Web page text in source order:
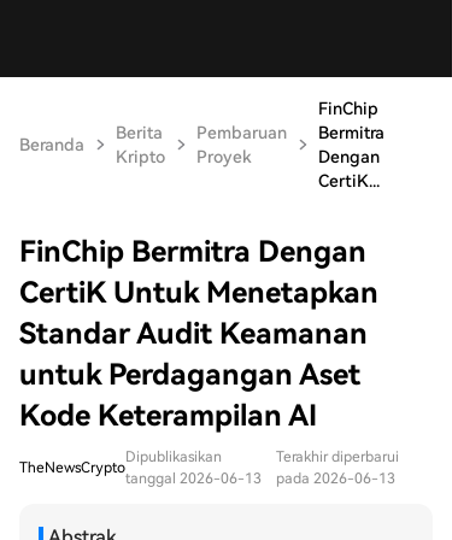
Beranda
Berita
Kripto
Pembaruan
Proyek
FinChip
Bermitra
Dengan
CertiK...
FinChip Bermitra Dengan
CertiK Untuk Menetapkan
Standar Audit Keamanan
untuk Perdagangan Aset
Kode Keterampilan AI
TheNewsCrypto
Dipublikasikan
tanggal 2026-06-13
Terakhir diperbarui
pada 2026-06-13